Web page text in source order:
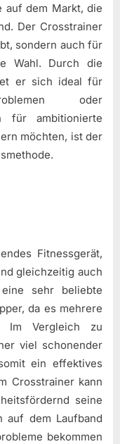
auf dem Markt, die
Der Crosstrainer
sondern auch für
Wahl. Durch die
er sich ideal für
oder
für ambitionierte
möchten, ist der
Fitnessgerät,
gleichzeitig auch
sehr beliebte
da es mehrere
Im Vergleich zu
viel schonender
ein effektives
Crosstrainer kann
seine
auf dem Laufband
bekommen